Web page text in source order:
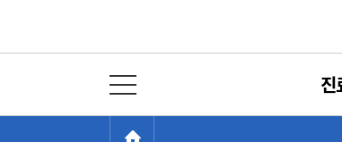
진
서울대학교병원은 개인정보 보호
이용자의 고충을 원활하게 처리할